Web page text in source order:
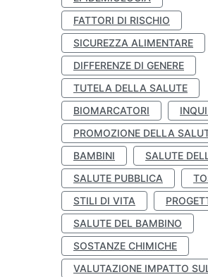
FATTORI DI RISCHIO
SICUREZZA ALIMENTARE
DIFFERENZE DI GENERE
TUTELA DELLA SALUTE
BIOMARCATORI
PROMOZIONE DELLA
BAMBINI
SALUTE
SALUTE PUBBLICA
STILI DI VITA
SALUTE DEL BAMBINO
SOSTANZE CHIMICHE
VALUTAZIONE IMPATTO